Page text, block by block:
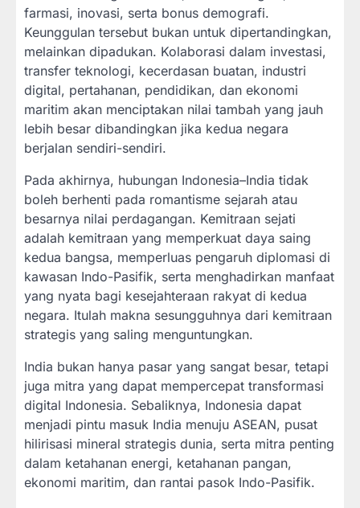
farmasi, inovasi, serta bonus demografi.
Keunggulan tersebut bukan untuk dipertandingkan,
melainkan dipadukan. Kolaborasi dalam investasi,
transfer teknologi, kecerdasan buatan, industri
digital, pertahanan, pendidikan, dan ekonomi
maritim akan menciptakan nilai tambah yang jauh
lebih besar dibandingkan jika kedua negara
berjalan sendiri-sendiri.
Pada akhirnya, hubungan Indonesia–India tidak
boleh berhenti pada romantisme sejarah atau
besarnya nilai perdagangan. Kemitraan sejati
adalah kemitraan yang memperkuat daya saing
kedua bangsa, memperluas pengaruh diplomasi di
kawasan Indo-Pasifik, serta menghadirkan manfaat
yang nyata bagi kesejahteraan rakyat di kedua
negara. Itulah makna sesungguhnya dari kemitraan
strategis yang saling menguntungkan.
India bukan hanya pasar yang sangat besar, tetapi
juga mitra yang dapat mempercepat transformasi
digital Indonesia. Sebaliknya, Indonesia dapat
menjadi pintu masuk India menuju ASEAN, pusat
hilirisasi mineral strategis dunia, serta mitra penting
dalam ketahanan energi, ketahanan pangan,
ekonomi maritim, dan rantai pasok Indo-Pasifik.